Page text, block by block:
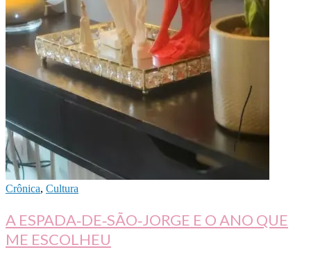
Crônica, Cultura
A ESPADA‑DE‑SÃO‑JORGE E O ANO QUE
ME ESCOLHEU